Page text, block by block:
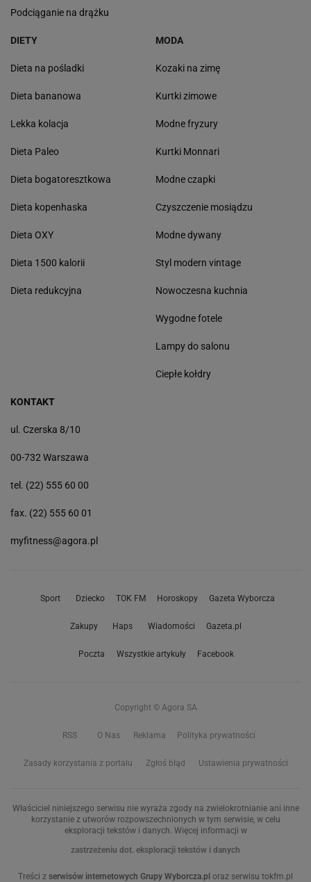
Podciąganie na drążku
DIETY
Dieta na pośladki
Dieta bananowa
Lekka kolacja
Dieta Paleo
Dieta bogatoresztkowa
Dieta kopenhaska
Dieta OXY
Dieta 1500 kalorii
Dieta redukcyjna
MODA
Kozaki na zimę
Kurtki zimowe
Modne fryzury
Kurtki Monnari
Modne czapki
Czyszczenie mosiądzu
Modne dywany
Styl modern vintage
Nowoczesna kuchnia
Wygodne fotele
Lampy do salonu
Ciepłe kołdry
KONTAKT
ul. Czerska 8/10
00-732 Warszawa
tel. (22) 555 60 00
fax. (22) 555 60 01
myfitness@agora.pl
Sport Dziecko TOK FM Horoskopy Gazeta Wyborcza
Zakupy Haps Wiadomości Gazeta.pl
Poczta Wszystkie artykuły Facebook
Copyright © Agora SA
RSS O Nas Reklama Polityka prywatności
Zasady korzystania z portalu Zgłoś błąd Ustawienia prywatności
Właściciel niniejszego serwisu nie wyraża zgody na zwielokrotnianie ani inne
korzystanie z utworów rozpowszechnionych w tym serwisie, w celu
eksploracji tekstów i danych. Więcej informacji w
zastrzeżeniu dot. eksploracji tekstów i danych
Treści z serwisów internetowych Grupy Wyborcza.pl oraz serwisu tokfm.pl